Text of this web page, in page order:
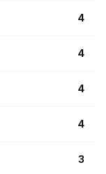
4
4
4
4
3